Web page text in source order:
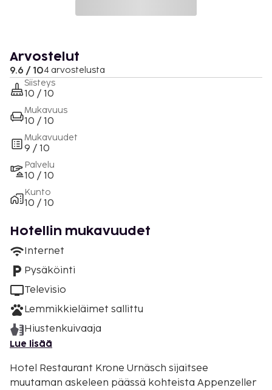
Arvostelut
9.6 / 104 arvostelusta
Siisteys
10 / 10
Mukavuus
10 / 10
Mukavuudet
9 / 10
Palvelu
10 / 10
Kunto
10 / 10
Hotellin mukavuudet
Internet
Pysäköinti
Televisio
Lemmikkieläimet sallittu
Hiustenkuivaaja
Lue lisää
Hotel Restaurant Krone Urnäsch sijaitsee
muutaman askeleen päässä kohteista Appenzeller